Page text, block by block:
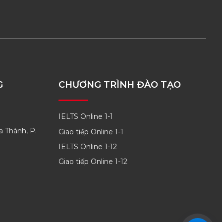
Thành, P.
CHƯƠNG TRÌNH ĐÀO TẠO
IELTS Online 1-1
Giao tiếp Online 1-1
IELTS Online 1-12
Giao tiếp Online 1-12